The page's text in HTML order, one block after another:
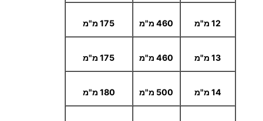
12 מ"מ 460 מ"מ 175 מ"מ
13 מ"מ 460 מ"מ 175 מ"מ
14 מ"מ 500 מ"מ 180 מ"מ